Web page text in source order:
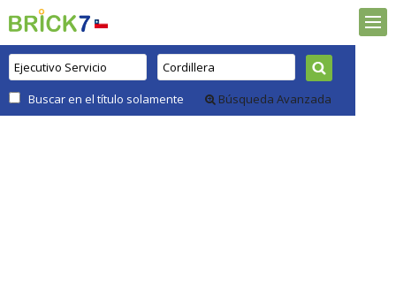
Buscar en el título solamente Búsqueda Avanzada